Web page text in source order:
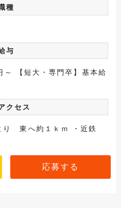
種
与
～ 【短大・専門卒】基本給
クセス
り 東へ約１ｋｍ ・近鉄
応募する